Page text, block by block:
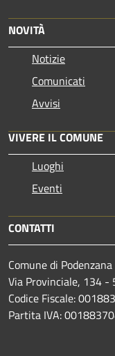
NOVITÀ
Notizie
Comunicati
Avvisi
VIVERE IL COMUNE
Luoghi
Eventi
CONTATTI
Comune di Podenzana
Via Provinciale, 134 -
Codice Fiscale:
Partita IVA: